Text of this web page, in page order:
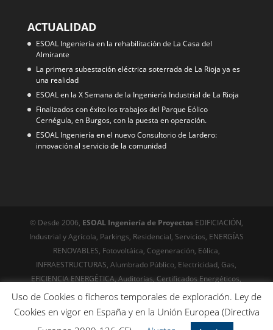
ACTUALIDAD
ESOAL Ingeniería en la rehabilitación de La Casa del
Almirante
La primera subestación eléctrica soterrada de La Rioja ya es
una realidad
ESOAL en la X Semana de la Ingeniería Industrial de La Rioja
Finalizados con éxito los trabajos del Parque Eólico
Cernégula, en Burgos, con la puesta en operación.
ESOAL Ingeniería en el nuevo Consultorio de Lardero:
innovación al servicio de la comunidad
© Desde 2006, ESOAL Ingeniería de Proyectos EDIFICIACIÓN,
Industrial y Agrícola, Parkings, Residencial, Servicios, ENERGÍAS
RENOVABLES, Fotovoltáica, Cogeneración, Eólica,
INFRAESTRUCTURAS, Alumbrado Público, Electricidad, Gas,
EFICIENCIA ENERGÉTICA, Auditorías, Certificados Energéticos,
URBANISMO, Servicios técnicos, Edificación, Arquitectura
© Desde 1999
Riojawebs,com
Diseño web, posicionamiento,
Online desde el siglo XX - SEO técnico avanzado. Optimización
Uso de Cookies o ficheros temporales de exploración. Ley de
Cookies en vigor en España y en la Unión Europea (Directiva